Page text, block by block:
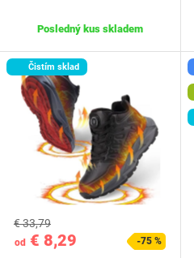
Posledný kus skladem
Čistím sklad
od € 8,29
€ 33,79
-75 %